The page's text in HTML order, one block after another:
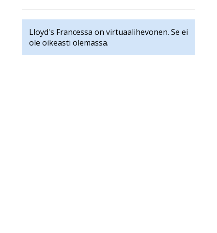
Lloyd's Francessa on virtuaalihevonen. Se ei
ole oikeasti olemassa.